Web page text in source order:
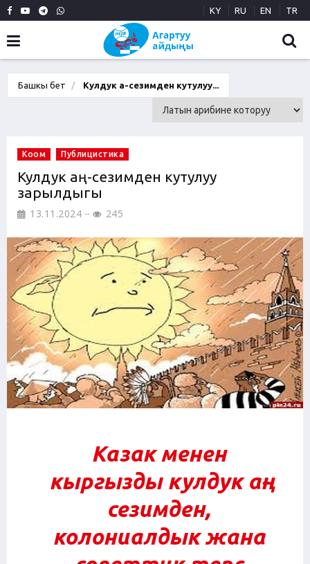
KY RU EN TR
Башкы бет Кулдук аң-сезимден кутулуу...
Коом Публицистика
Кулдук аң-сезимден кутулуу
зарылдыгы
13.11.2024 245
Казак менен
кыргызды кулдук аң-
сезимден,
колониалдык жана